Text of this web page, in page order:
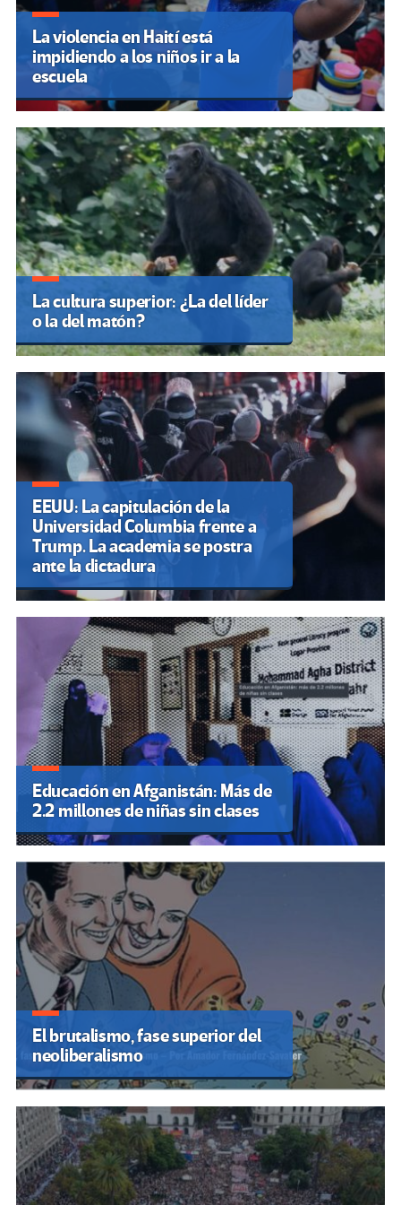
La violencia en Haití está
impidiendo a los niños ir a la
escuela
La cultura superior: ¿La del líder
o la del matón?
EEUU: La capitulación de la
Universidad Columbia frente a
Trump. La academia se postra
ante la dictadura
Educación en Afganistán: Más de
2.2 millones de niñas sin clases
El brutalismo, fase superior del
neoliberalismo